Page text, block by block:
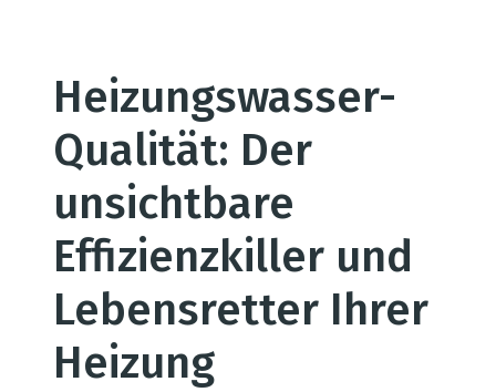
Heizungswasser-
Qualität: Der
unsichtbare
Effizienzkiller und
Lebensretter Ihrer
Heizung